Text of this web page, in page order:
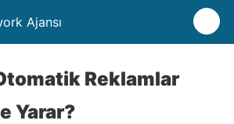
Ajansı
Reklamlar
Yarar?